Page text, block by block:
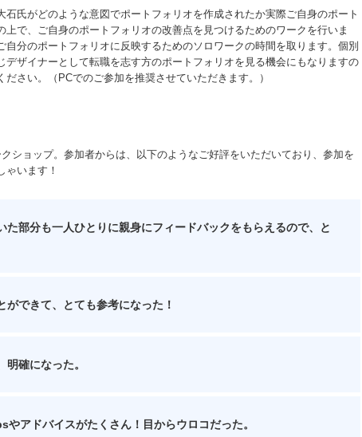
氏がどのような意図でポートフォリオを作成されたか実際ご自身のポート
で、ご自身のポートフォリオの改善点を見つけるためのワークを行いま
分のポートフォリオに反映するためのソロワークの時間を取ります。個別
デザイナーとして転職を志す方のポートフォリオを見る機会にもなりますの
さい。（PCでのご参加を推奨させていただきます。）
ショップ。参加者からは、以下のようなご好評をいただいており、参加を
ゃいます！
た部分も一人ひとりに親身にフィードバックをもらえるので、と
できて、とても参考になった！
確になった。
アドバイスがたくさん！目からウロコだった。